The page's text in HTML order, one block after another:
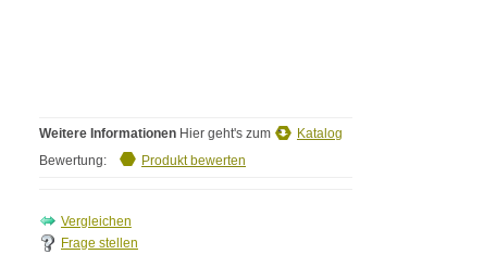
Weitere Informationen Hier geht's zum
Katalog
Bewertung:
Produkt bewerten
Frage stellen